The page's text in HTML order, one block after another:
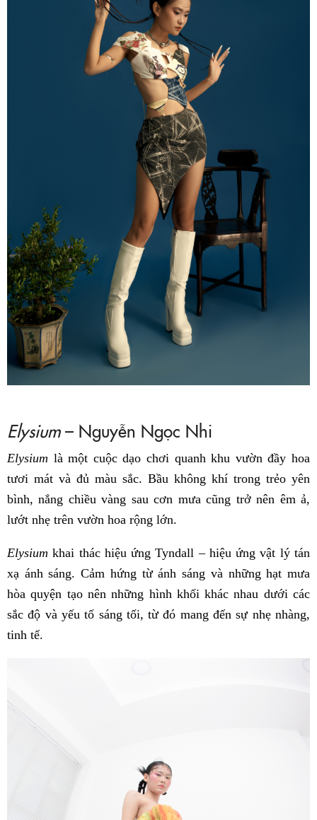
Elysium– Nguyễn Ngọc Nhi
Elysium là một cuộc dạo chơi quanh khu vườn đầy hoa
tươi mát và đủ màu sắc. Bầu không khí trong trẻo yên
bình, nắng chiều vàng sau cơn mưa cũng trở nên êm ả,
lướt nhẹ trên vườn hoa rộng lớn.
Elysium khai thác hiệu ứng Tyndall – hiệu ứng vật lý tán
xạ ánh sáng. Cảm hứng từ ánh sáng và những hạt mưa
hòa quyện tạo nên những hình khối khác nhau dưới các
sắc độ và yếu tố sáng tối, từ đó mang đến sự nhẹ nhàng,
tinh tế.